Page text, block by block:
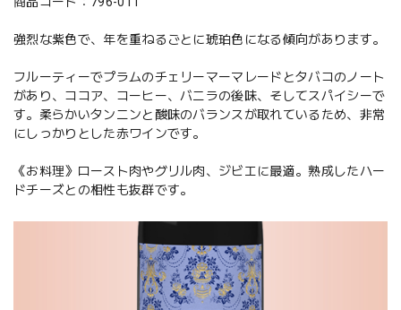
強烈な紫色で、年を重ねるごとに琥珀色になる傾向があります。
フルーティーでプラムのチェリーマーマレードとタバコのノート
があり、ココア、コーヒー、バニラの後味、そしてスパイシーで
す。柔らかいタンニンと酸味のバランスが取れているため、非常
にしっかりとした赤ワインです。
《お料理》ロースト肉やグリル肉、ジビエに最適。熟成したハー
ドチーズとの相性も抜群です。